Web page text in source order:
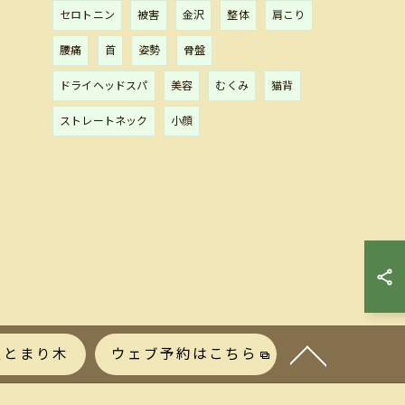
セロトニン 被害 金沢 整体 肩こり
腰痛 首 姿勢 骨盤
ドライヘッドスパ 美容 むくみ 猫背
ストレートネック 小顔
まり木 ウェブ予約はこちら